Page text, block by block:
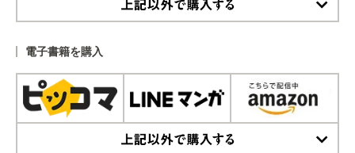
電子書籍を購入